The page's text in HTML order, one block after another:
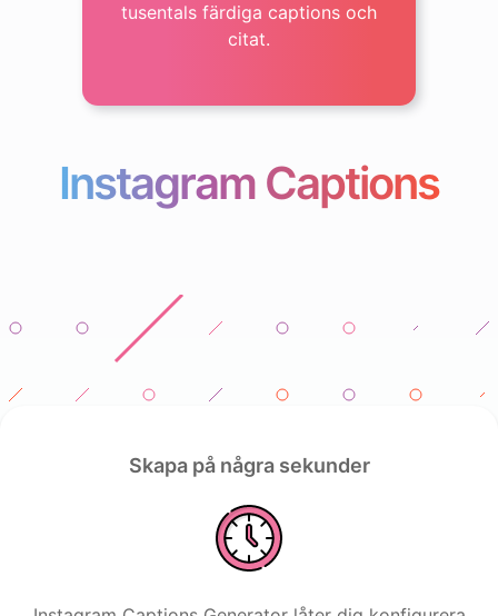
tusentals färdiga captions och
citat.
Instagram Captions
Skapa på några sekunder